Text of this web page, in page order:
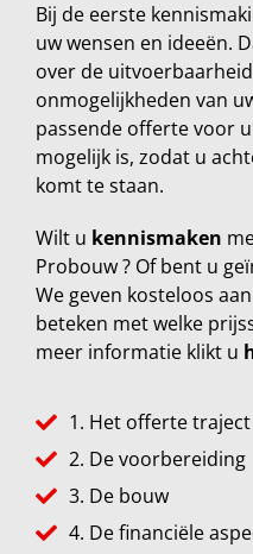
Bij de eerste
uw wensen en ideeën.
over de
onmogelijkheden van
passende offerte voor
mogelijk is, zodat u
komt te staan.
Wilt u kennismaken
Probouw ? Of bent u
We geven kosteloos
beteken met welke
meer informatie klikt u
1. Het offerte traject
2. De voorbereiding
3. De bouw
4. De financiële